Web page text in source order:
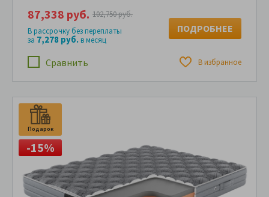
Сравнить В избранное
87,338 руб. 102,750 руб.
В рассрочку без переплаты
за 7,278 руб.в месяц
ПОДРОБНЕЕ
Подарок
-15%